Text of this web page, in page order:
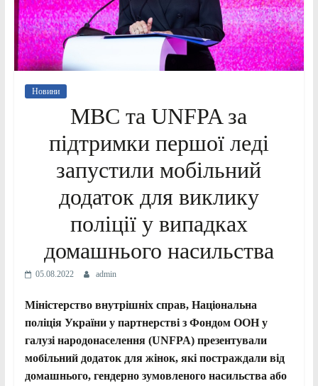
Новини
МВС та UNFPA за
підтримки першої леді
запустили мобільний
додаток для виклику
поліції у випадках
домашнього насильства
05.08.2022 admin
Міністерство внутрішніх справ, Національна
поліція України у партнерстві з Фондом ООН у
галузі народонаселення (UNFPA) презентували
мобільний додаток для жінок, які постраждали від
домашнього, гендерно зумовленого насильства або